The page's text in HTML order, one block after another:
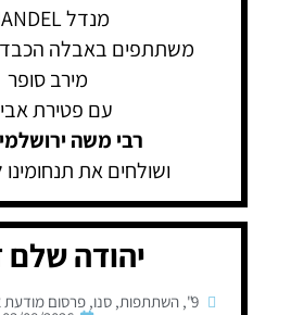
מנדל MANDEL
משתתפים באבלה
מירב סופר
עם פטירת
רבי משה
ושולחים את
יהודה
9"
, השתתפות, סנו, פרסום מודעת